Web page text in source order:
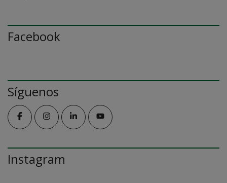
Facebook
Síguenos
Instagram